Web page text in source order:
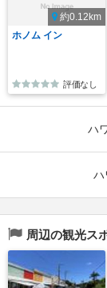
約0.12km
ホノム イン
評価なし
ハ
ハ
周辺の観光ス